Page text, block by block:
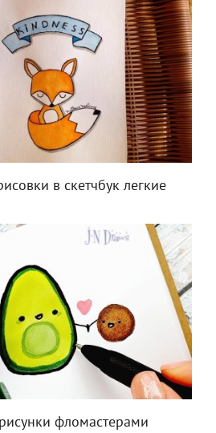
в скетчбук легкие
фломастерами